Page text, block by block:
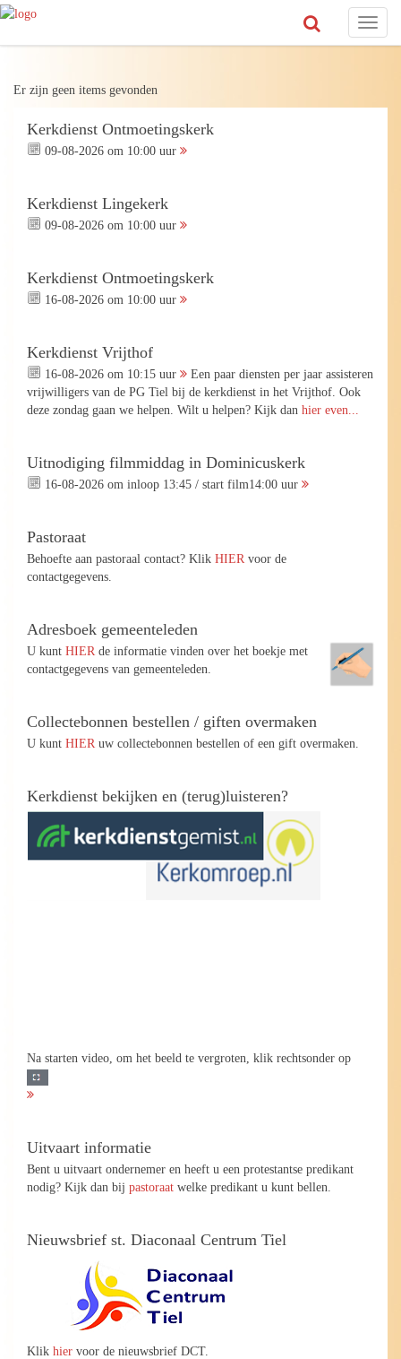
Toggle
Er zijn geen items gevonden
Kerkdienst Ontmoetingskerk
09-08-2026 om 10:00 uur
Kerkdienst Lingekerk
09-08-2026 om 10:00 uur
Kerkdienst Ontmoetingskerk
16-08-2026 om 10:00 uur
Kerkdienst Vrijthof
16-08-2026 om 10:15 uur
Een paar diensten per jaar assisteren
vrijwilligers van de PG Tiel bij de kerkdienst in het Vrijthof. Ook
deze zondag gaan we helpen. Wilt u helpen? Kijk dan hier even...
Uitnodiging filmmiddag in Dominicuskerk
16-08-2026 om inloop 13:45 / start film14:00 uur
Pastoraat
Behoefte aan pastoraal contact? Klik HIER voor de
contactgegevens.
Adresboek gemeenteleden
U kunt HIER de informatie vinden over het boekje met
contactgegevens van gemeenteleden.
Collectebonnen bestellen / giften overmaken
U kunt HIER uw collectebonnen bestellen of een gift overmaken.
Kerkdienst bekijken en (terug)luisteren?
Na starten video, om het beeld te vergroten, klik rechtsonder op
Uitvaart informatie
Bent u uitvaart ondernemer en heeft u een protestantse predikant
nodig? Kijk dan bij pastoraat welke predikant u kunt bellen.
Nieuwsbrief st. Diaconaal Centrum Tiel
Klik hier voor de nieuwsbrief DCT.